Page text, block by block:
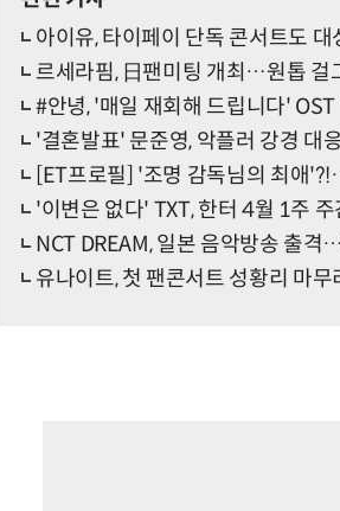
아이유, 타이페이 단독 콘서트도
르세라핌, 日팬미팅 개최…원톱 걸
#안녕, '매일 재회해 드립니다'
'결혼발표' 문준영, 악플러 강경 대
[ET프로필] '조명 감독님의 최애
'이변은 없다' TXT, 한터 4월 1주
NCT DREAM, 일본 음악방송 출
유나이트, 첫 팬콘서트 성황리 마